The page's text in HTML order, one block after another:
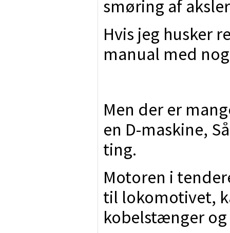
smøring af
Hvis jeg husker
manual med
Men der er
en D-maskine,
ting.
Motoren i
til lokomotivet,
kobelstænger